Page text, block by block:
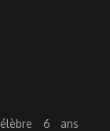
6 ans